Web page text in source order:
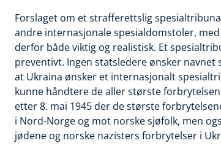
Forslaget om et strafferettslig
andre internasjonale spesialdomstoler,
derfor både viktig og realistisk. Et
preventivt. Ingen statsledere ønsker
at Ukraina ønsker et internasjonalt
kunne håndtere de aller største
etter 8. mai 1945 der de største
i Nord-Norge og mot norske sjøfolk, men
jødene og norske nazisters forbrytelser i